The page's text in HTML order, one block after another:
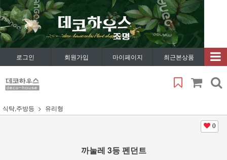
로그인 회원가입 마이페이지 최근본상품
식탁,주방등 유리형
0
까눌레 3등 펜던트